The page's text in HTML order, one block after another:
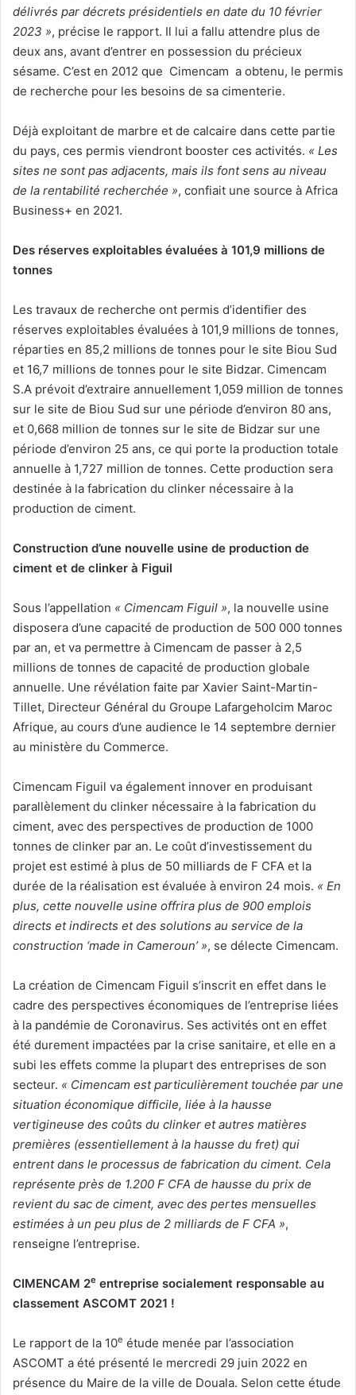
délivrés par décrets présidentiels en date du 10 février
2023 », précise le rapport. Il lui a fallu attendre plus de
deux ans, avant d’entrer en possession du précieux
sésame. C’est en 2012 que Cimencam a obtenu, le permis
de recherche pour les besoins de sa cimenterie.
Déjà exploitant de marbre et de calcaire dans cette partie
du pays, ces permis viendront booster ces activités. « Les
sites ne sont pas adjacents, mais ils font sens au niveau
de la rentabilité recherchée », confiait une source à Africa
Business+ en 2021.
Des réserves exploitables évaluées à 101,9 millions de
tonnes
Les travaux de recherche ont permis d’identifier des
réserves exploitables évaluées à 101,9 millions de tonnes,
réparties en 85,2 millions de tonnes pour le site Biou Sud
et 16,7 millions de tonnes pour le site Bidzar. Cimencam
S.A prévoit d’extraire annuellement 1,059 million de tonnes
sur le site de Biou Sud sur une période d’environ 80 ans,
et 0,668 million de tonnes sur le site de Bidzar sur une
période d’environ 25 ans, ce qui porte la production totale
annuelle à 1,727 million de tonnes. Cette production sera
destinée à la fabrication du clinker nécessaire à la
production de ciment.
Construction d’une nouvelle usine de production de
ciment et de clinker à Figuil
Sous l’appellation « Cimencam Figuil », la nouvelle usine
disposera d’une capacité de production de 500 000 tonnes
par an, et va permettre à Cimencam de passer à 2,5
millions de tonnes de capacité de production globale
annuelle. Une révélation faite par Xavier Saint-Martin-
Tillet, Directeur Général du Groupe Lafargeholcim Maroc
Afrique, au cours d’une audience le 14 septembre dernier
au ministère du Commerce.
Cimencam Figuil va également innover en produisant
parallèlement du clinker nécessaire à la fabrication du
ciment, avec des perspectives de production de 1000
tonnes de clinker par an. Le coût d’investissement du
projet est estimé à plus de 50 milliards de F CFA et la
durée de la réalisation est évaluée à environ 24 mois. « En
plus, cette nouvelle usine offrira plus de 900 emplois
directs et indirects et des solutions au service de la
construction ‘made in Cameroun’ », se délecte Cimencam.
La création de Cimencam Figuil s’inscrit en effet dans le
cadre des perspectives économiques de l’entreprise liées
à la pandémie de Coronavirus. Ses activités ont en effet
été durement impactées par la crise sanitaire, et elle en a
subi les effets comme la plupart des entreprises de son
secteur. « Cimencam est particulièrement touchée par une
situation économique difficile, liée à la hausse
vertigineuse des coûts du clinker et autres matières
premières (essentiellement à la hausse du fret) qui
entrent dans le processus de fabrication du ciment. Cela
représente près de 1.200 F CFA de hausse du prix de
revient du sac de ciment, avec des pertes mensuelles
estimées à un peu plus de 2 milliards de F CFA »,
renseigne l’entreprise.
CIMENCAM 2e entreprise socialement responsable au
classement ASCOMT 2021 !
Le rapport de la 10e étude menée par l’association
ASCOMT a été présenté le mercredi 29 juin 2022 en
présence du Maire de la ville de Douala. Selon cette étude